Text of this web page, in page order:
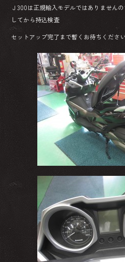
Ｊ300は正規輸入モデルではありません
してから持込検査
セットアップ完了まで暫くお待ちください